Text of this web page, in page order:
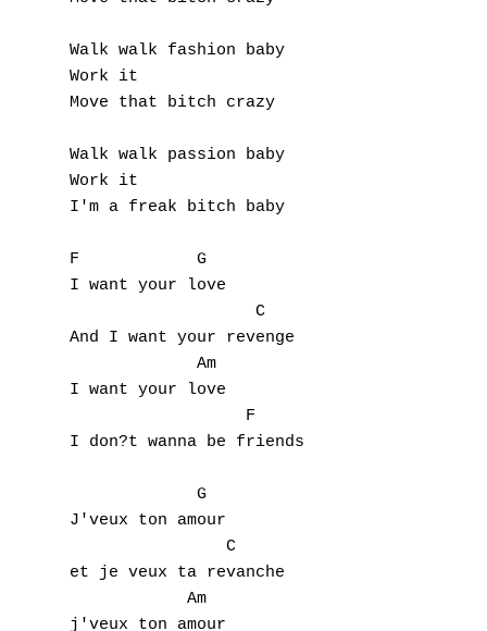
Walk walk fashion baby
Work it
Move that bitch crazy
Walk walk passion baby
Work it
I'm a freak bitch baby
F            G
I want your love
                   C
And I want your revenge
             Am
I want your love
                  F
I don?t wanna be friends
             G
J'veux ton amour
                C
et je veux ta revanche
            Am
j'veux ton amour
J
Q